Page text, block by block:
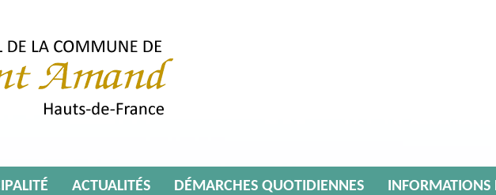
ACTUALITÉS DÉMARCHES QUOTIDIENNES INFORMATIONS